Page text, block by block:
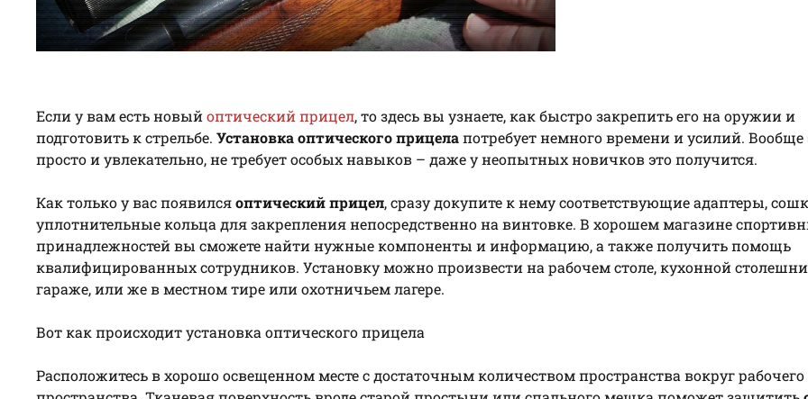
Если у вам есть новыйоптический прицел, то здесь вы узнаете, как быстро закрепить его на оружии и
подготовить к стрельбе. Установка оптического прицелапотребует немного времени и усилий. Вообще
просто и увлекательно, не требует особых навыков – даже у неопытных новичков это получится.
Как только у вас появилсяоптический прицел, сразу докупите к нему соответствующие адаптеры,
уплотнительные кольца для закрепления непосредственно на винтовке. В хорошем магазине
принадлежностей вы сможете найти нужные компоненты и информацию, а также получить помощь
квалифицированных сотрудников. Установку можно произвести на рабочем столе, кухонной
гараже, или же в местном тире или охотничьем лагере.
Вот как происходит установка оптического прицела
Расположитесь в хорошо освещенном месте с достаточным количеством пространства вокруг рабочего